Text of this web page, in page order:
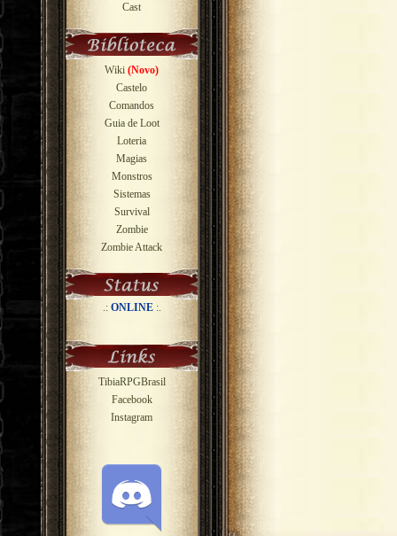
Cast
Wiki (Novo)
Castelo
Comandos
Guia de Loot
Loteria
Magias
Monstros
Sistemas
Survival
Zombie
Zombie Attack
.: ONLINE:.
TibiaRPGBrasil
Facebook
Instagram